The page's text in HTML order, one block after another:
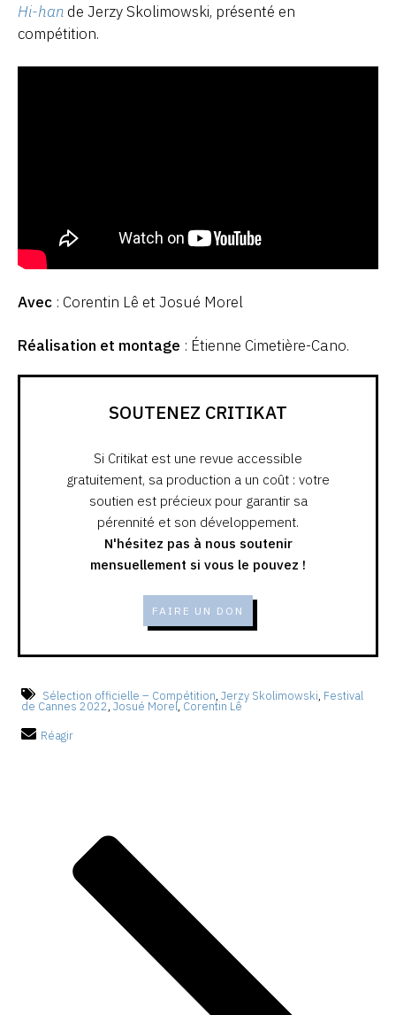
Hi-han de Jerzy Skolimowski, présenté en
compétition.
Avec : Corentin Lê et Josué Morel
Réalisation et montage : Étienne Cimetière-Cano.
SOUTENEZ CRITIKAT
Si Critikat est une revue accessible
gratuitement, sa production a un coût : votre
soutien est précieux pour garantir sa
pérennité et son développement.
N'hésitez pas à nous soutenir
mensuellement si vous le pouvez !
FAIRE UN DON
Sélection officielle – Compétition, Jerzy Skolimowski, Festival
de Cannes 2022, Josué Morel, Corentin Lê
Réagir